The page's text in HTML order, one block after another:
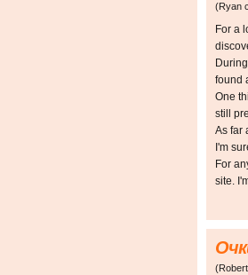
(Ryan
For a
found
One
still
As far
I'm
For
site.
(